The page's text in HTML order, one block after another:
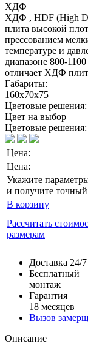
ХДФ
ХДФ , HDF (High
плита высокой
прессованием
температуре и
диапазоне 800-
отличает ХДФ
Габариты:
160х70х75
Цветовые решения:
Цвет на выбор
Цветовые решения:
Цена:
Цена:
Укажите
и получите точный
В корзину
Рассчитать
размерам
Доставка 24/7
Бесплатный
монтаж
Гарантия
18 месяцев
Вызов
Описание